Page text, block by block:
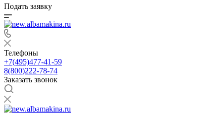
Подать заявку
Телефоны
+7(495)477-41-59
8(800)222-78-74
Заказать звонок